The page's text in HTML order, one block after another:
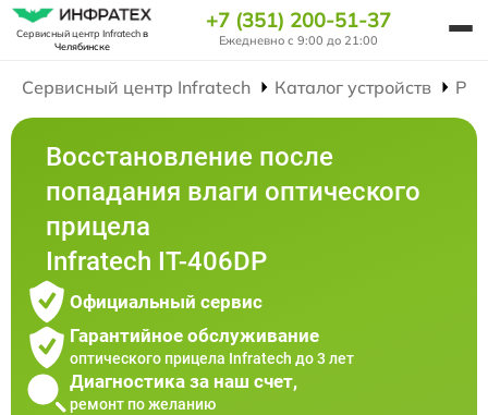
Сервисный центр Infratechв
Челябинске
+7 (351) 200-51-37
Ежедневно с 9:00 до 21:00
Сервисный центр Infratech Каталог устройств
Восстановление после
попадания влаги оптического
прицела
Infratech IT-406DP
Официальный сервис
Гарантийное обслуживание
оптического прицела Infratech до 3 лет
Диагностика за наш счет,
ремонт по желанию